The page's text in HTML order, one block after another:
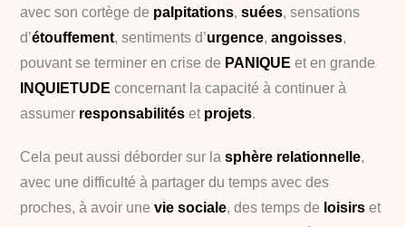
avec son cortège de palpitations,suées, sensations
d’étouffement, sentiments d’urgence,angoisses,
pouvant se terminer en crise de PANIQUE et en grande
INQUIETUDE concernant la capacité à continuer à
assumer responsabilités et projets.
Cela peut aussi déborder sur lasphère relationnelle,
avec une difficulté à partager du temps avec des
proches, à avoir unevie sociale, des temps de loisirset